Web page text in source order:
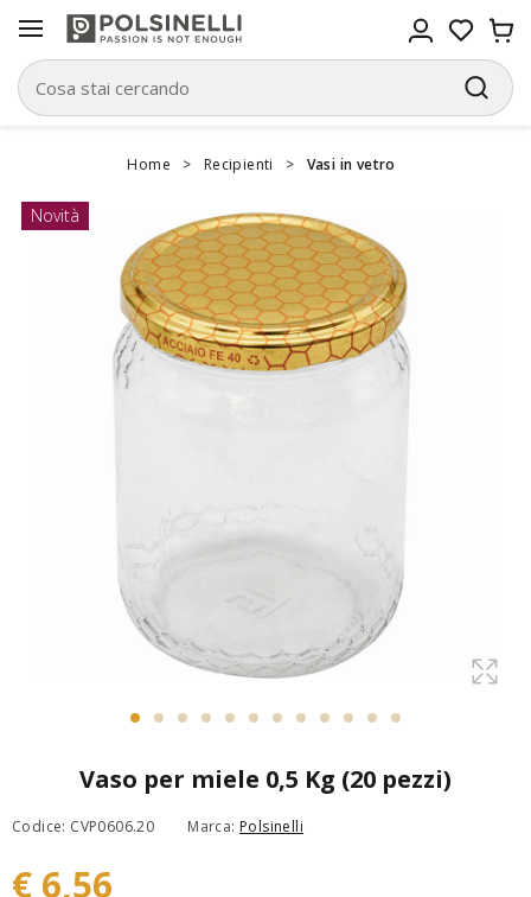
Home > Recipienti > Vasi in vetro
Novità
Vaso per miele 0,5 Kg (20 pezzi)
Codice: CVP0606.20 Marca: Polsinelli
€ 6,56